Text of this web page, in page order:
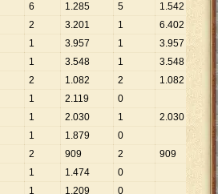
6 1.285 5 1.542
2 3.201 1 6.402
1 3.957 1 3.957
1 3.548 1 3.548
2 1.082 2 1.082
1 2.119
0
1 2.030 1 2.030
1 1.879
0
2 909 2
909
1 1.474
0
1 1.209
0